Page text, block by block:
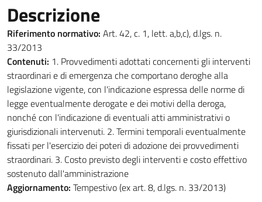
Descrizione
Riferimento normativo: Art. 42, c. 1, lett. a,b,c), d.lgs. n.
33/2013
Contenuti: 1. Provvedimenti adottati concernenti gli interventi
straordinari e di emergenza che comportano deroghe alla
legislazione vigente, con l'indicazione espressa delle norme di
legge eventualmente derogate e dei motivi della deroga,
nonché con l'indicazione di eventuali atti amministrativi o
giurisdizionali intervenuti. 2. Termini temporali eventualmente
fissati per l'esercizio dei poteri di adozione dei provvedimenti
straordinari. 3. Costo previsto degli interventi e costo effettivo
sostenuto dall'amministrazione
Aggiornamento: Tempestivo (ex art. 8, d.lgs. n. 33/2013)